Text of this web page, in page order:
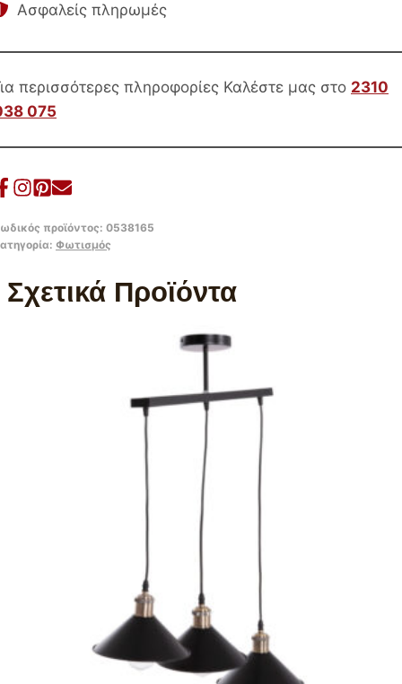
Ασφαλείς πληρωμές
περισσότερες πληροφορίες Καλέστε μας στο 2310
075
προϊόντος: 0538165
Φωτισμός
Σχετικά Προϊόντα